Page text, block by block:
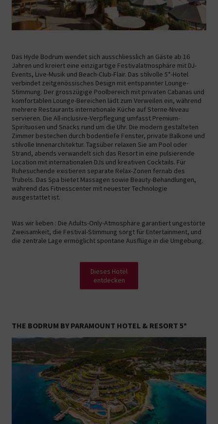
Das Hyde Bodrum wendet sich ausschliesslich an Gäste ab 16
Jahren und kreiert eine einzigartige Festivalatmosphäre mit DJ-
Events, Live-Musik und Beach-Club-Flair. Das stilvolle 5*-Hotel
verbindet zeitgenössisches Design mit entspannter Lounge-
Stimmung. Der grosszügige Poolbereich mit privaten Cabanas und
komfortablen Lounge-Bereichen lädt zum Verweilen ein, während
mehrere Restaurants internationale Küche auf Sterne-Niveau
servieren. Die All-inclusive-Verpflegung umfasst Premium-
Spirituosen und Snacks rund um die Uhr. Die modern gestalteten
Zimmer bestechen durch bodentiefe Fenster, private Balkone und
stilvolle Innenarchitektur. Tagsüber relaxen Sie am Pool oder
Strand, abends verwandelt sich das Resort in eine pulsierende
Location mit internationalen DJs und kreativen Cocktails. Für
Ruhesuchende existieren separate Relax-Zonen fernab des
Trubels. Das Spa bietet Massagen sowie Beauty-Behandlungen,
während das Fitnesscenter mit neuester Technologie
ausgestattet ist.
Was wir lieben : Die Adults-Only-Atmosphäre garantiert ungestörte
Zweisamkeit, die Festival-Stimmung sorgt für Entertainment, und
die zentrale Lage ermöglicht spontane Ausflüge in die Umgebung.
Dieses Hotel
entdecken
THE BODRUM BY PARAMOUNT HOTEL & RESORT 5*